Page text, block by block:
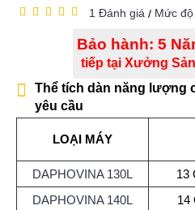
1 Đánh giá / Mức
Bảo hành: 5
tiếp tại Xưởng
Thể tích dàn năng lượng
yêu cầu
LOẠI MÁY
DAPHOVINA 130L
13
DAPHOVINA 140L
14